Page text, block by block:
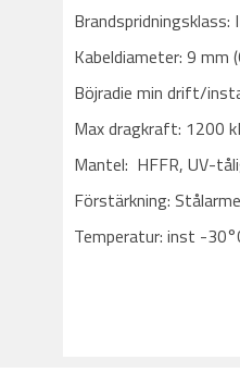
Brandspridningsklass:
Kabeldiameter: 9 mm
Böjradie min drift/
Max dragkraft: 1200
Mantel: HFFR, UV-
Förstärkning:
Temperatur: inst -